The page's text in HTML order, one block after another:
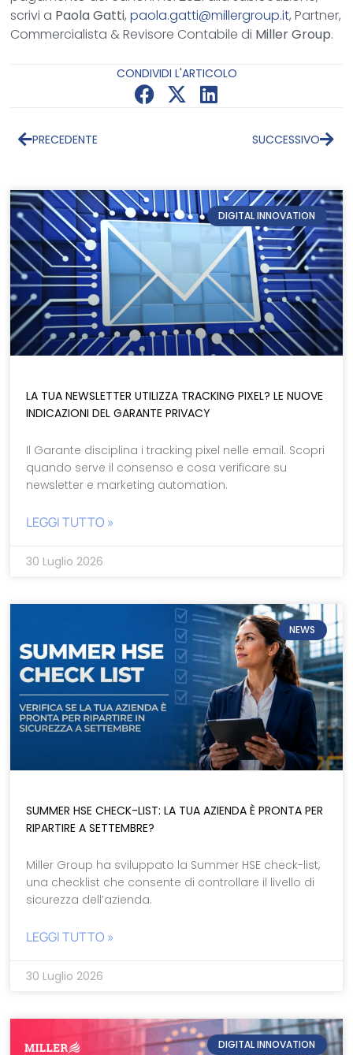
scrivi a Paola Gatti,paola.gatti@millergroup.it, Partner,
Commercialista & Revisore Contabile di Miller Group.
CONDIVIDI L'ARTICOLO
PRECEDENTE SUCCESSIVO
DIGITAL INNOVATION
LA TUA NEWSLETTER UTILIZZA TRACKING PIXEL? LE NUOVE
INDICAZIONI DEL GARANTE PRIVACY
Il Garante disciplina i tracking pixel nelle email. Scopri
quando serve il consenso e cosa verificare su
newsletter e marketing automation.
LEGGI TUTTO »
30 Luglio 2026
NEWS
SUMMER HSE CHECK-LIST: LA TUA AZIENDA È PRONTA PER
RIPARTIRE A SETTEMBRE?
Miller Group ha sviluppato la Summer HSE check-list,
una checklist che consente di controllare il livello di
sicurezza dell’azienda.
LEGGI TUTTO »
30 Luglio 2026
DIGITAL INNOVATION